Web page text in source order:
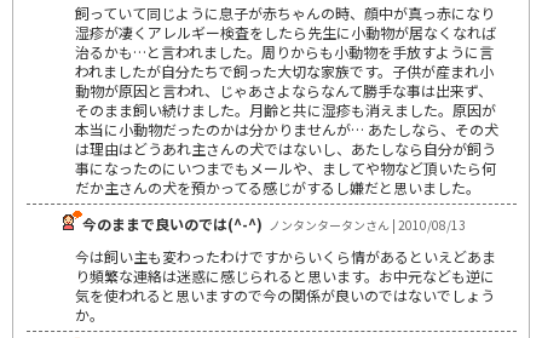
飼っていて同じように息子が赤ちゃんの時、顔中が真っ赤になり
湿疹が凄くアレルギー検査をしたら先生に小動物が居なくなれば
治るかも…と言われました。周りからも小動物を手放すように言
われましたが自分たちで飼った大切な家族です。子供が産まれ小
動物が原因と言われ、じゃあさよならなんて勝手な事は出来ず、
そのまま飼い続けました。月齢と共に湿疹も消えました。原因が
本当に小動物だったのかは分かりませんが… あたしなら、その犬
は理由はどうあれ主さんの犬ではないし、あたしなら自分が飼う
事になったのにいつまでもメールや、ましてや物など頂いたら何
だか主さんの犬を預かってる感じがするし嫌だと思いました。
今のままで良いのでは(^-^) ノンタンタータンさん | 2010/08/13
今は飼い主も変わったわけですからいくら情があるといえどあま
り頻繁な連絡は迷惑に感じられると思います。お中元なども逆に
気を使われると思いますので今の関係が良いのではないでしょう
か。